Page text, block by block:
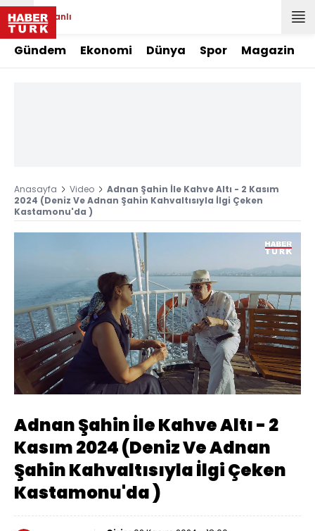
Canlı
Gündem Ekonomi Dünya Spor Magazin
Anasayfa Video
Adnan Şahin İle Kahve Altı - 2 Kasım
2024 (Deniz Ve Adnan Şahin Kahvaltısıyla İlgi Çeken
Kastamonu'da )
Sesi
Aç
Yüklendi:
2.36%
Oynatma
Hızı
Adnan Şahin İle Kahve Altı - 2
Kasım 2024 (Deniz Ve Adnan
Şahin Kahvaltısıyla İlgi Çeken
Kastamonu'da )